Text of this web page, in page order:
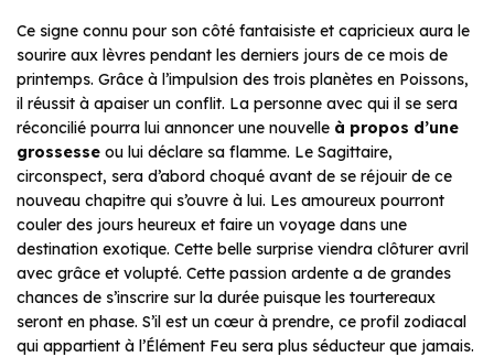
Ce signe connu pour son côté fantaisiste et capricieux aura le
sourire aux lèvres pendant les derniers jours de ce mois de
printemps. Grâce à l’impulsion des trois planètes en Poissons,
il réussit à apaiser un conflit. La personne avec qui il se sera
réconcilié pourra lui annoncer une nouvelle à propos d’une
grossesse ou lui déclare sa flamme. Le Sagittaire,
circonspect, sera d’abord choqué avant de se réjouir de ce
nouveau chapitre qui s’ouvre à lui. Les amoureux pourront
couler des jours heureux et faire un voyage dans une
destination exotique. Cette belle surprise viendra clôturer avril
avec grâce et volupté. Cette passion ardente a de grandes
chances de s’inscrire sur la durée puisque les tourtereaux
seront en phase. S’il est un cœur à prendre, ce profil zodiacal
qui appartient à l’Élément Feu sera plus séducteur que jamais.